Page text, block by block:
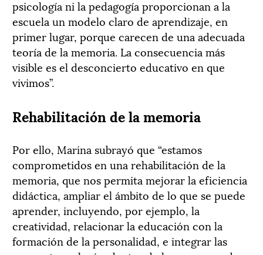
psicología ni la pedagogía proporcionan a la
escuela un modelo claro de aprendizaje, en
primer lugar, porque carecen de una adecuada
teoría de la memoria. La consecuencia más
visible es el desconcierto educativo en que
vivimos”.
Rehabilitación de la memoria
Por ello, Marina subrayó que “estamos
comprometidos en una rehabilitación de la
memoria, que nos permita mejorar la eficiencia
didáctica, ampliar el ámbito de lo que se puede
aprender, incluyendo, por ejemplo, la
creatividad, relacionar la educación con la
formación de la personalidad, e integrar las